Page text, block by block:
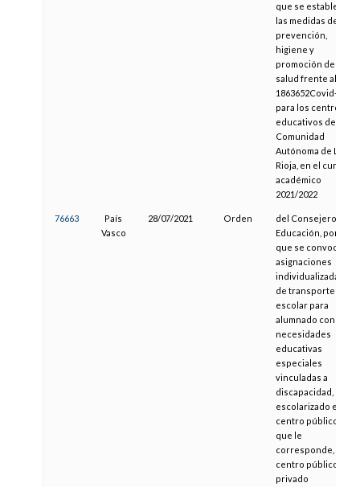
que se establecen
las medidas de
prevención,
higiene y
promoción de la
salud frente al
1863652Covid-19
para los centros
educativos de la
Comunidad
Autónoma de La
Rioja, en el curso
académico
2021/2022
76663
País
Vasco
28/07/2021 Orden
del Consejero de
Educación, por la
que se convocan
asignaciones
individualizadas
de transporte
escolar para
alumnado con
necesidades
educativas
especiales
vinculadas a
discapacidad,
escolarizado en el
centro público
que le
corresponde, o en
centro público o
privado